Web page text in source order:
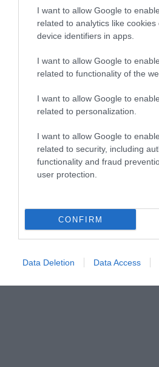
I want to allow Google to
related to analytics like cookies
device identifiers in apps.
I want to allow Google to
related to functionality of the
I want to allow Google to
related to personalization.
I want to allow Google to
related to security, including
functionality and fraud
user protection.
CONFIRM
Data Deletion Data Access
A Google és a Facebook
A koronavírus-járvány ellenére
csapódtak le.